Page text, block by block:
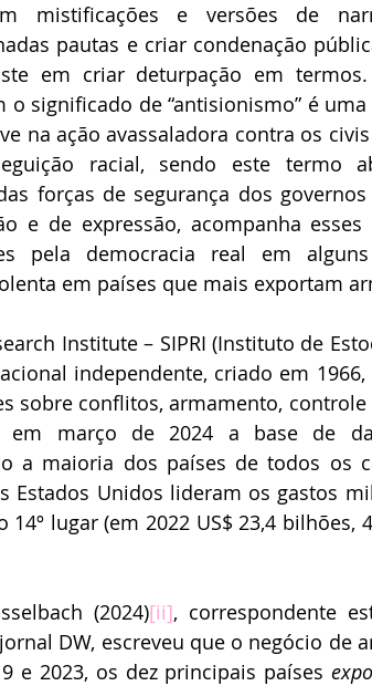
mistificações e versões de
pautas e criar condenação
em criar deturpação em termos.
significado de “antisionismo” é
na ação avassaladora contra os
racial, sendo este termo
forças de segurança dos
e de expressão, acompanha esses
pela democracia real em
em países que mais exportam
Institute – SIPRI (Instituto de
independente, criado em 1966,
sobre conflitos, armamento, controle
em março de 2024 a base de
a maioria dos países de todos os
Estados Unidos lideram os gastos
lugar (em 2022 US$ 23,4 bilhões,
(2024)[ii], correspondente
DW, escreveu que o negócio de
e 2023, os dez principais países